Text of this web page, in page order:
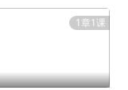
1章1课